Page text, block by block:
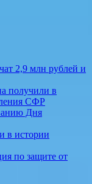
2,9 млн рублей и
получили в
СФР
Дня
в истории
по защите от